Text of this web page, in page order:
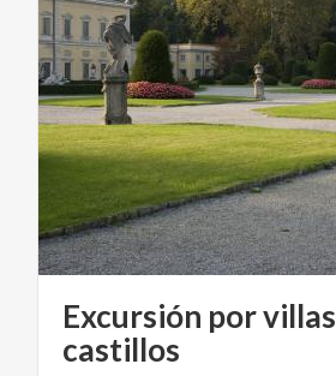
Excursión por
castillos